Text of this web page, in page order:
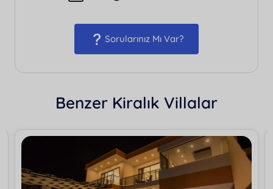
Sorularınız Mı Var?
Benzer Kiralık Villalar